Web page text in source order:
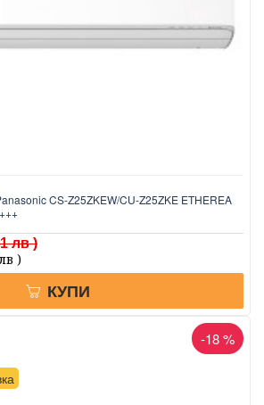
CS-Z25ZKEW/CU-Z25ZKE ETHEREA
лв )
)
КУПИ
-18 %